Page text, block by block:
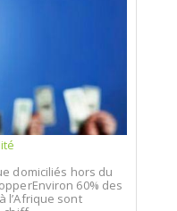
domiciliés hors du
60% des
l’Afrique sont